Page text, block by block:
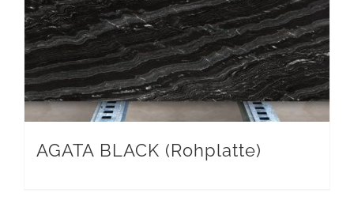
AGATA BLACK (Rohplatte)